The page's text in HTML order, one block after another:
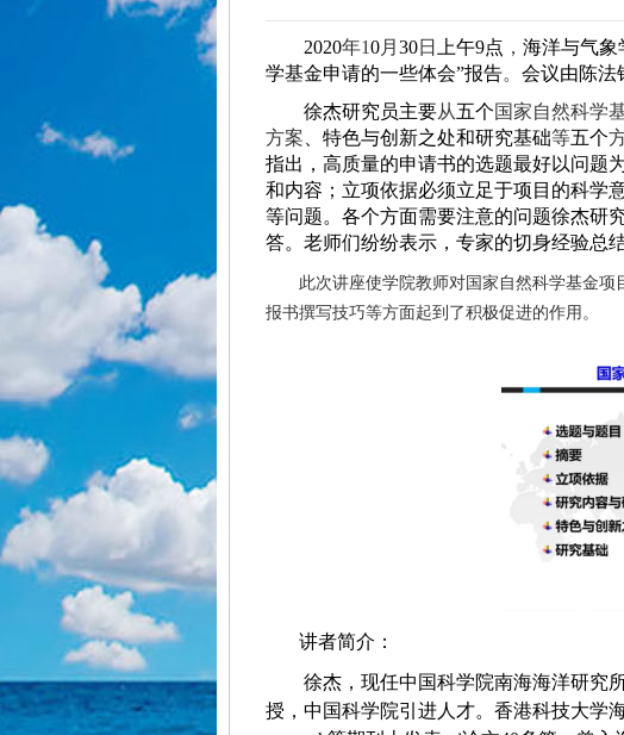
2020年10月 30日 上午9点 ， 海洋与气象
学基金申请的一些体会”报告。 会议由陈法
徐杰研究员主要从五个国家自然科学
方案
特色与创新之处和研究基础等五个
指出 ， 高质量的申请书的选题最好以问题
和内容；立项依据必须立足于项目的科学
等问题。 各个方面需要注意的问题徐杰研
答。老师们纷纷表示，专家的切身经验总
此次讲座使学院教师对国家自然科学基金项
报书撰写技巧等方面起到了积极促进的作用。
讲者简介：
徐杰，现任中国科学院南海海洋研究
授，中国科学院引进人才。香港科技大学